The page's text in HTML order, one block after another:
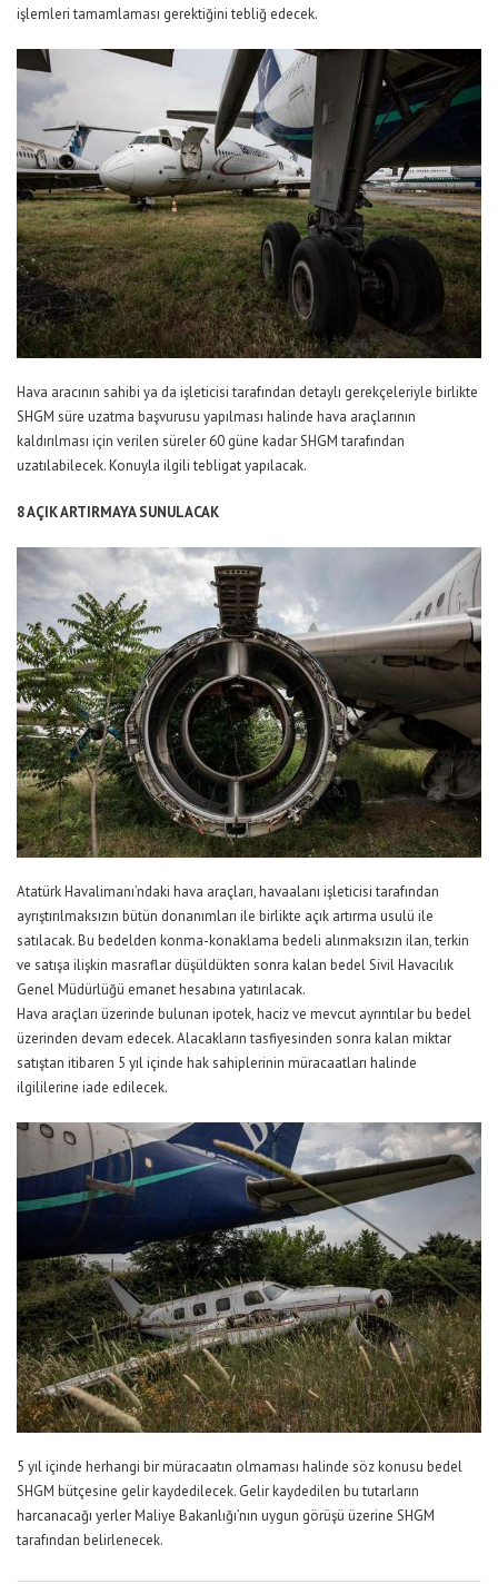
işlemleri tamamlaması gerektiğini tebliğ edecek.
Hava aracının sahibi ya da işleticisi tarafından detaylı gerekçeleriyle birlikte
SHGM süre uzatma başvurusu yapılması halinde hava araçlarının
kaldırılması için verilen süreler 60 güne kadar SHGM tarafından
uzatılabilecek. Konuyla ilgili tebligat yapılacak.
8 AÇIK ARTIRMAYA SUNULACAK
Atatürk Havalimanı’ndaki hava araçları, havaalanı işleticisi tarafından
ayrıştırılmaksızın bütün donanımları ile birlikte açık artırma usulü ile
satılacak. Bu bedelden konma-konaklama bedeli alınmaksızın ilan, terkin
ve satışa ilişkin masraflar düşüldükten sonra kalan bedel Sivil Havacılık
Genel Müdürlüğü emanet hesabına yatırılacak.
Hava araçları üzerinde bulunan ipotek, haciz ve mevcut ayrıntılar bu bedel
üzerinden devam edecek. Alacakların tasfiyesinden sonra kalan miktar
satıştan itibaren 5 yıl içinde hak sahiplerinin müracaatları halinde
ilgililerine iade edilecek.
5 yıl içinde herhangi bir müracaatın olmaması halinde söz konusu bedel
SHGM bütçesine gelir kaydedilecek. Gelir kaydedilen bu tutarların
harcanacağı yerler Maliye Bakanlığı’nın uygun görüşü üzerine SHGM
tarafından belirlenecek.